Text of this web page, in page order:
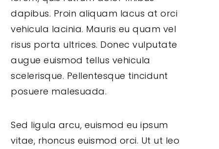
dapibus. Proin aliquam lacus at orci
vehicula lacinia. Mauris eu quam vel
risus porta ultrices. Donec vulputate
augue euismod tellus vehicula
scelerisque. Pellentesque tincidunt
posuere malesuada.
Sed ligula arcu, euismod eu ipsum
vitae, rhoncus euismod orci. Ut ut leo